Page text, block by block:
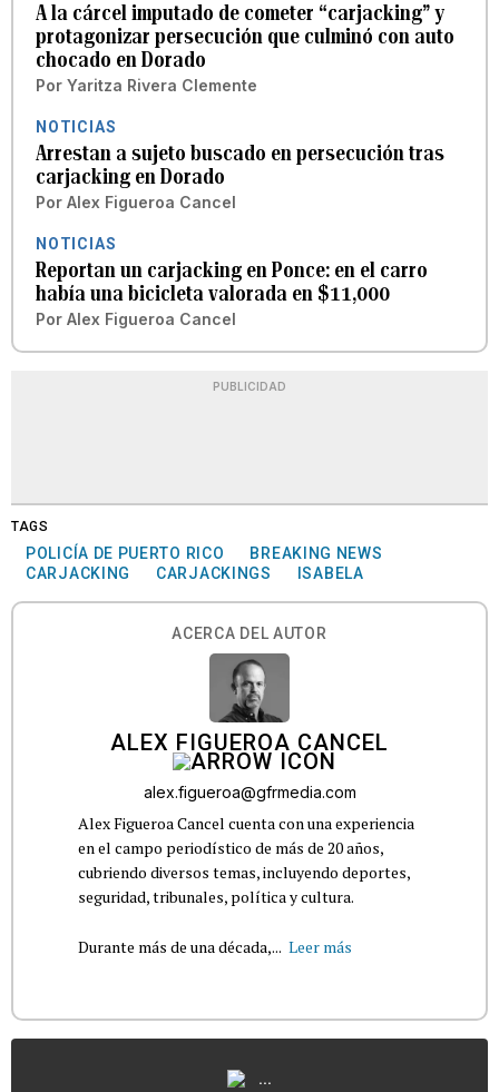
A la cárcel imputado de cometer “carjacking” y
protagonizar persecución que culminó con auto
chocado en Dorado
Por Yaritza Rivera Clemente
NOTICIAS
Arrestan a sujeto buscado en persecución tras
carjacking en Dorado
Por Alex Figueroa Cancel
NOTICIAS
Reportan un carjacking en Ponce: en el carro
había una bicicleta valorada en $11,000
Por Alex Figueroa Cancel
PUBLICIDAD
TAGS
POLICÍA DE PUERTO RICO
BREAKING NEWS
CARJACKING
CARJACKINGS ISABELA
ACERCA DEL AUTOR
ALEX FIGUEROA CANCEL
alex.figueroa@gfrmedia.com
Alex Figueroa Cancel cuenta con una experiencia
en el campo periodístico de más de 20 años,
cubriendo diversos temas, incluyendo deportes,
seguridad, tribunales, política y cultura.
Durante más de una década,... Leer más
...